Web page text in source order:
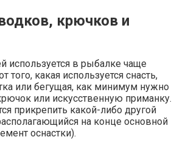
крючков и
используется в рыбалке чаще
того, какая используется снасть,
или бегущая, как минимум нужно
или искусственную приманку.
прикрепить какой-либо другой
на конце основной
оснастки).